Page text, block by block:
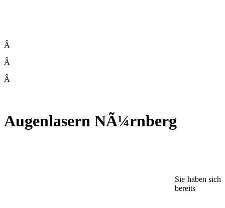
Â
Â
Â
Augenlasern NÃ¼rnberg
Sie haben sich
bereits